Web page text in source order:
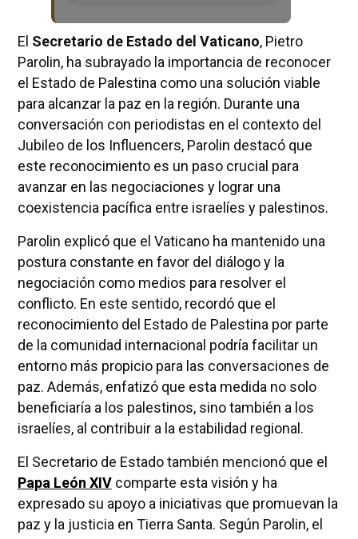
El Secretario de Estado del Vaticano, Pietro
Parolin, ha subrayado la importancia de reconocer
el Estado de Palestina como una solución viable
para alcanzar la paz en la región. Durante una
conversación con periodistas en el contexto del
Jubileo de los Influencers, Parolin destacó que
este reconocimiento es un paso crucial para
avanzar en las negociaciones y lograr una
coexistencia pacífica entre israelíes y palestinos.
Parolin explicó que el Vaticano ha mantenido una
postura constante en favor del diálogo y la
negociación como medios para resolver el
conflicto. En este sentido, recordó que el
reconocimiento del Estado de Palestina por parte
de la comunidad internacional podría facilitar un
entorno más propicio para las conversaciones de
paz. Además, enfatizó que esta medida no solo
beneficiaría a los palestinos, sino también a los
israelíes, al contribuir a la estabilidad regional.
El Secretario de Estado también mencionó que el
Papa León XIVcomparte esta visión y ha
expresado su apoyo a iniciativas que promuevan la
paz y la justicia en Tierra Santa. Según Parolin, el